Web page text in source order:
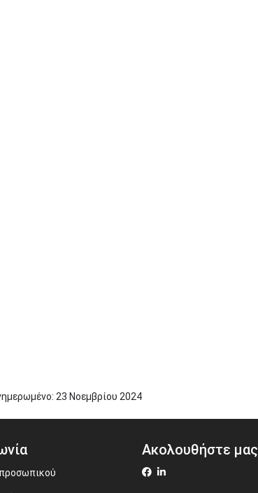
23 Νοεμβρίου 2024
Ακολουθήστε μας